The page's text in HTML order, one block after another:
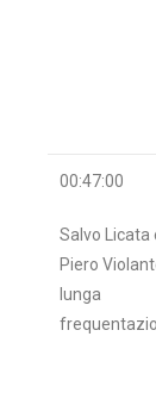
00:47:00
Salvo Licata
Piero
lunga